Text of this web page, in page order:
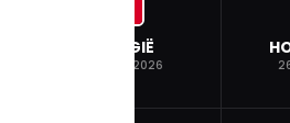
BELGIË
19 JUL. 2026